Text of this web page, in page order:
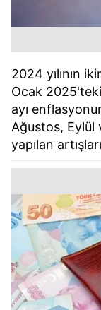
2024 yılının
Ocak 2025'teki
ayı
Ağustos, Eylül
yapılan